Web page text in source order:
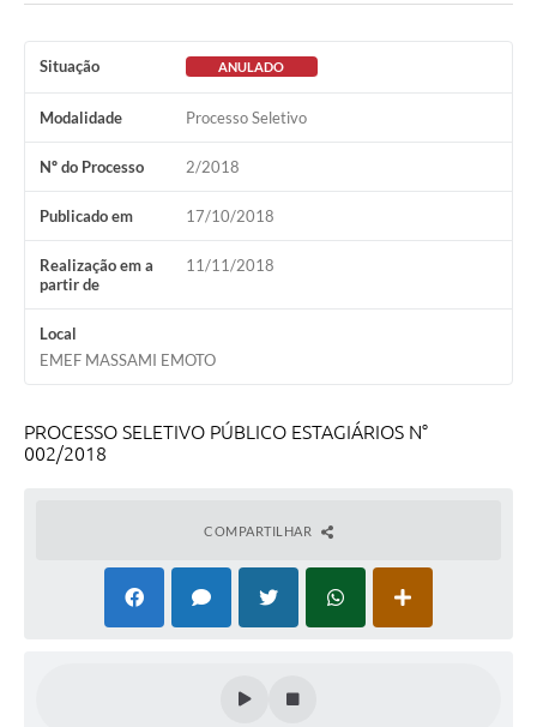
Ouvidoria
Holerite online
A Prefeitura
Meio Ambiente
PPA
SIAFIC
Transparência
Cadastro usuários de transporte para Trabalho
Contas Públicas
Situação ANULADO
Modalidade Processo Seletivo
Nº do Processo 2/2018
Publicado em 17/10/2018
Realização em a
partir de
11/11/2018
Local
EMEF MASSAMI EMOTO
PROCESSO SELETIVO PÚBLICO ESTAGIÁRIOS N°
002/2018
COMPARTILHAR